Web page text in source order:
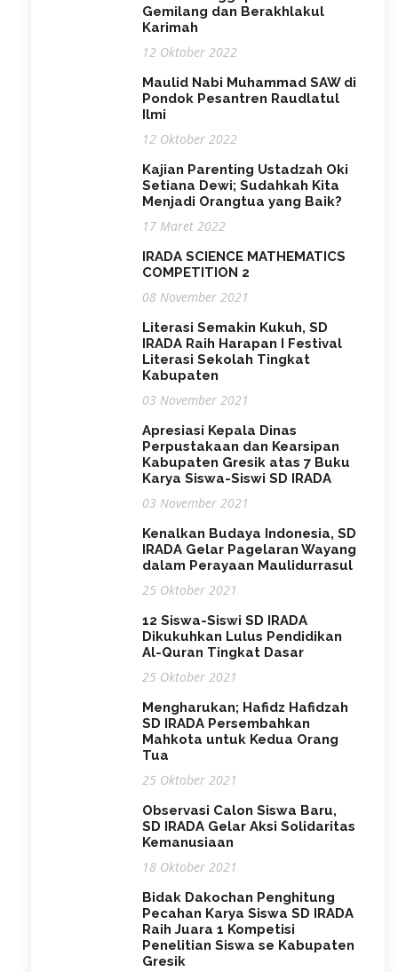
Gemilang dan Berakhlakul
Karimah
12 Oktober 2022
Maulid Nabi Muhammad SAW di
Pondok Pesantren Raudlatul
Ilmi
12 Oktober 2022
Kajian Parenting Ustadzah Oki
Setiana Dewi; Sudahkah Kita
Menjadi Orangtua yang Baik?
17 Maret 2022
IRADA SCIENCE MATHEMATICS
COMPETITION 2
08 November 2021
Literasi Semakin Kukuh, SD
IRADA Raih Harapan I Festival
Literasi Sekolah Tingkat
Kabupaten
03 November 2021
Apresiasi Kepala Dinas
Perpustakaan dan Kearsipan
Kabupaten Gresik atas 7 Buku
Karya Siswa-Siswi SD IRADA
03 November 2021
Kenalkan Budaya Indonesia, SD
IRADA Gelar Pagelaran Wayang
dalam Perayaan Maulidurrasul
25 Oktober 2021
12 Siswa-Siswi SD IRADA
Dikukuhkan Lulus Pendidikan
Al-Quran Tingkat Dasar
25 Oktober 2021
Mengharukan; Hafidz Hafidzah
SD IRADA Persembahkan
Mahkota untuk Kedua Orang
Tua
25 Oktober 2021
Observasi Calon Siswa Baru,
SD IRADA Gelar Aksi Solidaritas
Kemanusiaan
18 Oktober 2021
Bidak Dakochan Penghitung
Pecahan Karya Siswa SD IRADA
Raih Juara 1 Kompetisi
Penelitian Siswa se Kabupaten
Gresik